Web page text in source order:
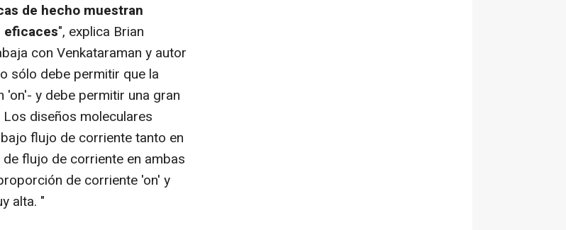
de hecho muestran
eficaces", explica Brian
con Venkataraman y autor
sólo debe permitir que la
y debe permitir una gran
diseños moleculares
flujo de corriente tanto en
flujo de corriente en ambas
de corriente 'on' y
alta. "